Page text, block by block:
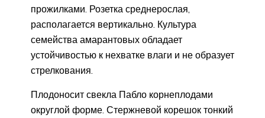
прожилками. Розетка среднерослая,
располагается вертикально. Культура
семейства амарантовых обладает
устойчивостью к нехватке влаги и не образует
стрелкования.
Плодоносит свекла Пабло корнеплодами
округлой форме. Стержневой корешок тонкий